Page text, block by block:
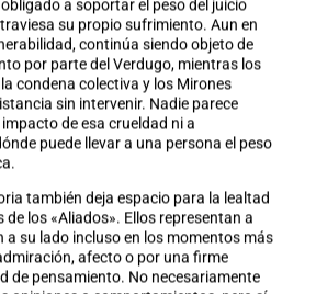
a soportar el peso del juicio
su propio sufrimiento. Aun en
continúa siendo objeto de
por parte del Verdugo, mientras los
condena colectiva y los Mirones
sin intervenir. Nadie parece
de esa crueldad ni a
puede llevar a una persona el peso
también deja espacio para la lealtad
los «Aliados». Ellos representan a
a su lado incluso en los momentos más
afecto o por una firme
de pensamiento. No necesariamente